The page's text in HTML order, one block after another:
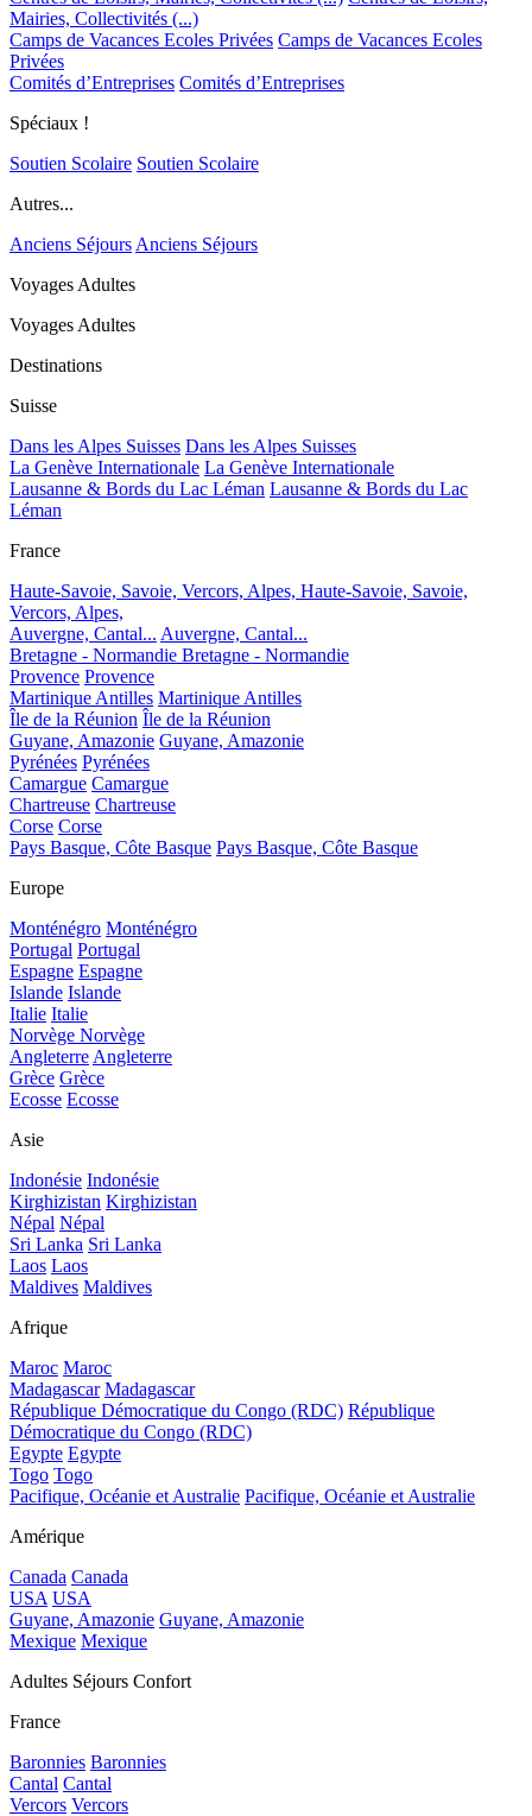
Mairies, Collectivités (...)
Camps de Vacances Ecoles Privées Camps de Vacances Ecoles
Privées
Comités d’Entreprises Comités d’Entreprises
Spéciaux !
Soutien Scolaire Soutien Scolaire
Autres...
Anciens Séjours Anciens Séjours
Voyages Adultes
Voyages Adultes
Destinations
Suisse
Dans les Alpes Suisses Dans les Alpes Suisses
La Genève Internationale La Genève Internationale
Lausanne & Bords du Lac Léman Lausanne & Bords du Lac
Léman
France
Haute-Savoie, Savoie, Vercors, Alpes, Haute-Savoie, Savoie,
Vercors, Alpes,
Auvergne, Cantal... Auvergne, Cantal...
Bretagne - Normandie Bretagne - Normandie
Provence Provence
Martinique Antilles Martinique Antilles
Île de la Réunion Île de la Réunion
Guyane, Amazonie Guyane, Amazonie
Pyrénées Pyrénées
Camargue Camargue
Chartreuse Chartreuse
Corse Corse
Pays Basque, Côte Basque Pays Basque, Côte Basque
Europe
Monténégro Monténégro
Portugal Portugal
Espagne Espagne
Islande Islande
Italie Italie
Norvège Norvège
Angleterre Angleterre
Grèce Grèce
Ecosse Ecosse
Asie
Indonésie Indonésie
Kirghizistan Kirghizistan
Népal Népal
Sri Lanka Sri Lanka
Laos Laos
Maldives Maldives
Afrique
Maroc Maroc
Madagascar Madagascar
République Démocratique du Congo (RDC) République
Démocratique du Congo (RDC)
Egypte Egypte
Togo Togo
Pacifique, Océanie et Australie Pacifique, Océanie et Australie
Amérique
Canada Canada
USA USA
Guyane, Amazonie Guyane, Amazonie
Mexique Mexique
Adultes Séjours Confort
France
Baronnies Baronnies
Cantal Cantal
Vercors Vercors